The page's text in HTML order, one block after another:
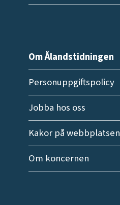
Om Ålandstidningen
Personuppgiftspolicy
Jobba hos oss
Kakor på webbplatsen
Om koncernen